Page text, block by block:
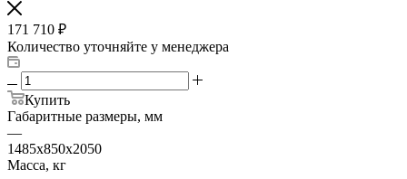
171 710 ₽
Количество уточняйте у менеджера
Купить
Габаритные размеры, мм
—
1485х850х2050
Масса, кг